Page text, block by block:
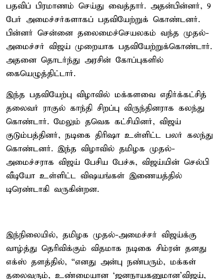
பதவிப் பிரமாணம் செய்து வைத்தார். அதன்பின்னர், 9
பேர் அமைச்சர்களாகப் பதவியேற்றுக் கொண்டனர்.
பின்னர் சென்னை தலைமைச்செயலகம் வந்த முதல்-
அமைச்சர் விஜய் முறையாக பதவியேற்றுக்கொண்டார்.
அதனை தொடர்ந்து அரசின் கோப்புகளில்
கையெழுத்திட்டார்.
இந்த பதவியேற்பு விழாவில் மக்களவை எதிர்க்கட்சித்
தலைவர் ராகுல் காந்தி சிறப்பு விருந்தினராக கலந்து
கொண்டார். மேலும் தவெக கட்சியினர், விஜய்
குடும்பத்தினர், நடிகை திரிஷா உள்ளிட்ட பலர் கலந்து
கொண்டனர். இந்த விழாவில் தமிழக முதல்-
அமைச்சராக விஜய் பேசிய பேச்சு, விஜய்யின் செல்பி
வீடியோ உள்ளிட்ட விஷயங்கள் இணையத்தில்
டிரெண்டாகி வருகின்றன.
இந்நிலையில், தமிழக முதல்-அமைச்சர் விஜய்க்கு
வாழ்த்து தெரிவிக்கும் விதமாக நடிகை சிம்ரன் தனது
எக்ஸ் தளத்தில், “எனது அன்பு நண்பரும், மக்கள்
தலைவரும், உண்மையான ‘ஜனநாயகனுமான’விஜய்,